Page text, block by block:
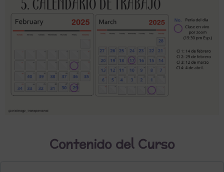
Contenido del Curso